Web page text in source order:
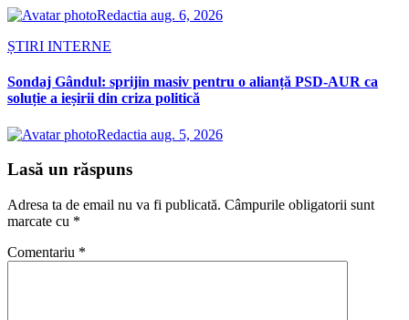
Redactia aug. 6, 2026
ȘTIRI INTERNE
Sondaj Gândul: sprijin masiv pentru o alianță PSD-AUR ca
soluție a ieșirii din criza politică
Redactia aug. 5, 2026
Lasă un răspuns
Adresa ta de email nu va fi publicată. Câmpurile obligatorii sunt
marcate cu *
Comentariu *